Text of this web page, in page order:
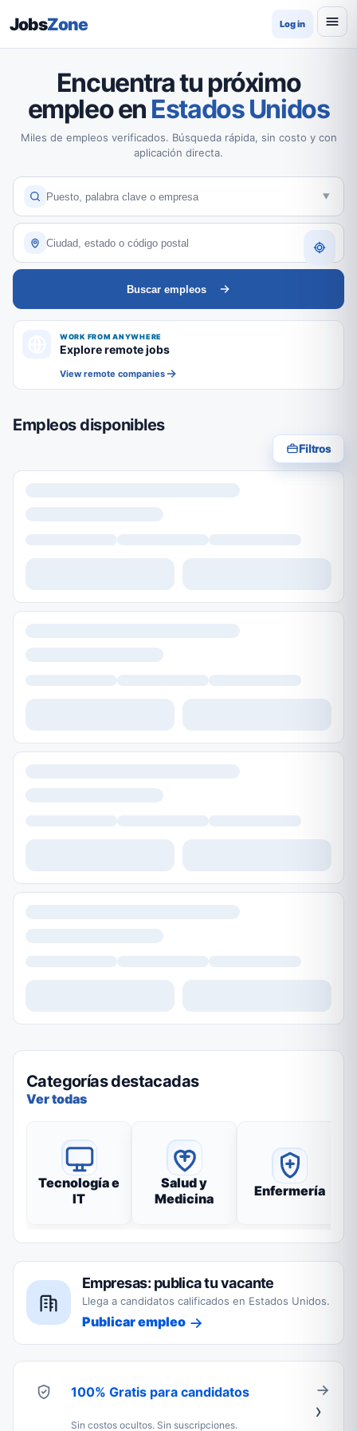
JobsZone Log in
Encuentra tu próximo
empleo en Estados Unidos
Miles de empleos verificados. Búsqueda rápida, sin costo y con
aplicación directa.
Buscar empleos
WORK FROM ANYWHERE
Explore remote jobs
View remote companies
Empleos disponibles
Filtros
Categorías destacadas
Ver todas
Tecnología e
IT
Salud y
Medicina
Enfermería
Empresas: publica tu vacante
Llega a candidatos calificados en Estados Unidos.
Publicar empleo
100% Gratis para candidatos
Sin costos ocultos. Sin suscripciones.